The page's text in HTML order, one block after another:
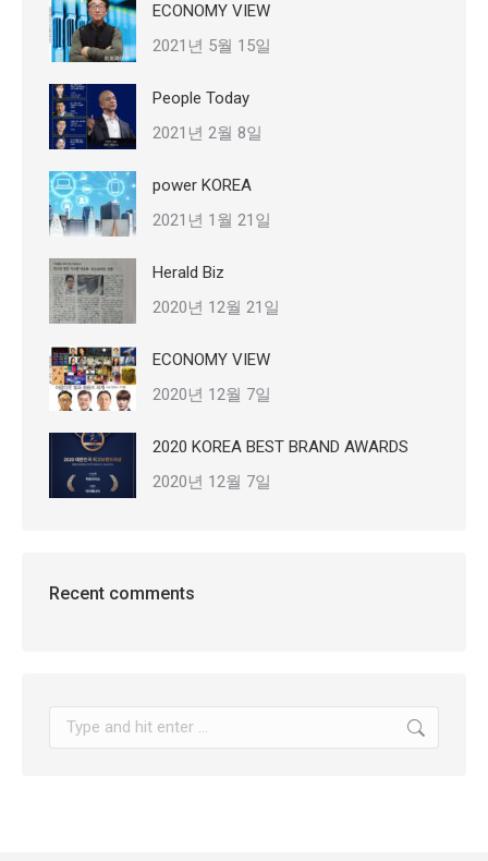
ECONOMY VIEW
2021년 5월 15일
People Today
2021년 2월 8일
power KOREA
2021년 1월 21일
Herald Biz
2020년 12월 21일
ECONOMY VIEW
2020년 12월 7일
2020 KOREA BEST BRAND AWARDS
2020년 12월 7일
Recent comments
Search: